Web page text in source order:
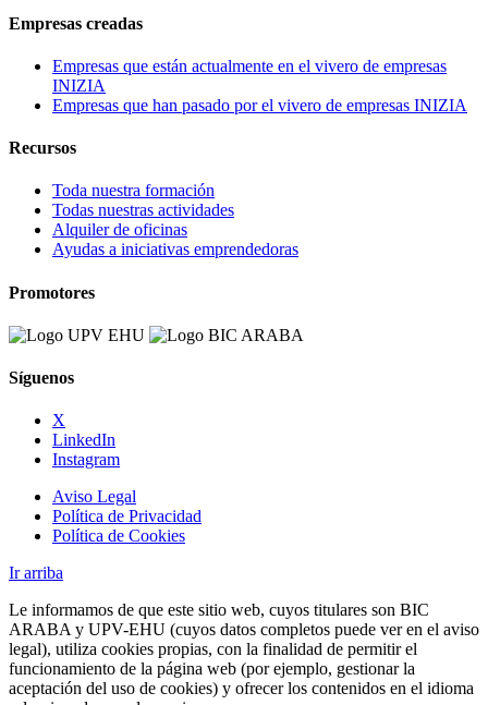
Empresas creadas
Empresas que están actualmente en el vivero de empresas
INIZIA
Empresas que han pasado por el vivero de empresas INIZIA
Recursos
Toda nuestra formación
Todas nuestras actividades
Alquiler de oficinas
Ayudas a iniciativas emprendedoras
Promotores
Síguenos
X
LinkedIn
Instagram
Aviso Legal
Política de Privacidad
Política de Cookies
Ir arriba
Le informamos de que este sitio web, cuyos titulares son BIC
ARABA y UPV-EHU (cuyos datos completos puede ver en el aviso
legal), utiliza cookies propias, con la finalidad de permitir el
funcionamiento de la página web (por ejemplo, gestionar la
aceptación del uso de cookies) y ofrecer los contenidos en el idioma